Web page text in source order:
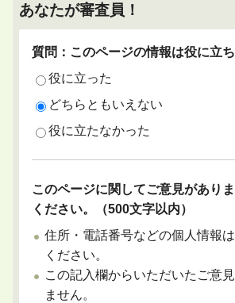
あなたが審査員！
質問：このページの情報は役に立
役に立った
どちらともいえない
役に立たなかった
このページに関してご意見があり
ください。（500文字以内）
住所・電話番号などの個人情報
ください。
この記入欄からいただいたご意
ません。